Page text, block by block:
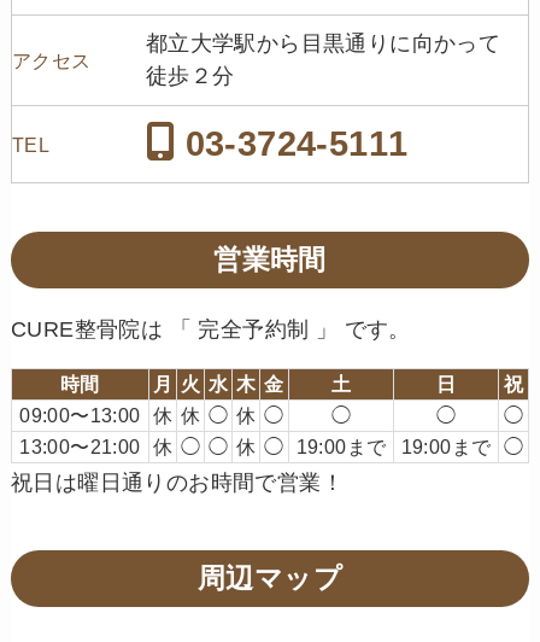
アクセス
都立大学駅から目黒通りに向かって
徒歩２分
TEL 03-3724-5111
営業時間
CURE整骨院は 「 完全予約制 」 です。
時間 月 火 水 木 金 土 日
祝
09:00〜13:00
休 休 ◯ 休 ◯ ◯ ◯
◯
13:00〜21:00
休 ◯ ◯ 休 ◯ 19:00まで 19:00まで ◯
祝日は曜日通りのお時間で営業！
周辺マップ